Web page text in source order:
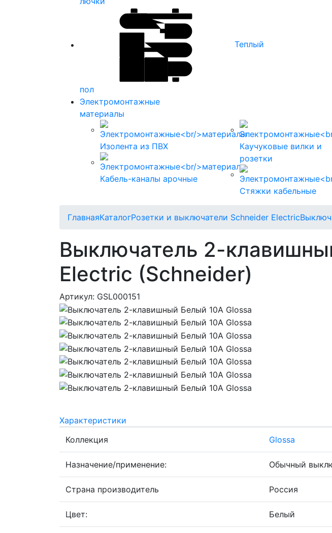
Теплый
пол
Электромонтажные
материалы
Изолента из ПВХ
Кабель-каналы арочные
Каучуковые вилки и
розетки
Стяжки кабельные
ГлавнаяКаталогРозетки и выключатели Schneider Electric
Выключатель 2-
Electric (Schneider)
Артикул: GSL000151
Характеристики
Коллекция
Glossa
Назначение/применение: Обычный
Страна производитель Россия
Цвет: Белый